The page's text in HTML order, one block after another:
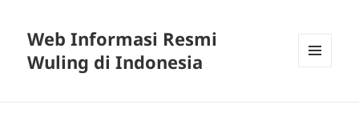
Web Informasi Resmi
Wuling di Indonesia